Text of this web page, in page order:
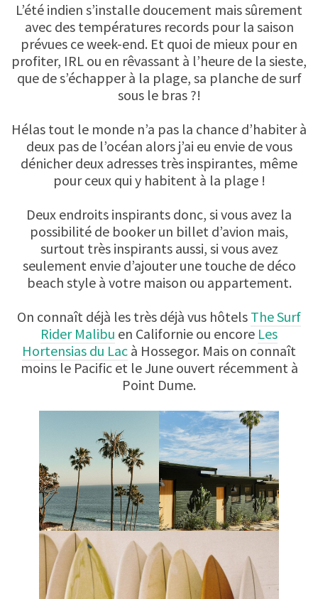
L’été indien s’installe doucement mais sûrement
avec des températures records pour la saison
prévues ce week-end. Et quoi de mieux pour en
profiter, IRL ou en rêvassant à l’heure de la sieste,
que de s’échapper à la plage, sa planche de surf
sous le bras ?!
Hélas tout le monde n’a pas la chance d’habiter à
deux pas de l’océan alors j’ai eu envie de vous
dénicher deux adresses très inspirantes, même
pour ceux qui y habitent à la plage !
Deux endroits inspirants donc, si vous avez la
possibilité de booker un billet d’avion mais,
surtout très inspirants aussi, si vous avez
seulement envie d’ajouter une touche de déco
beach style à votre maison ou appartement.
On connaît déjà les très déjà vus hôtels The Surf
Rider Malibu en Californie ou encore Les
Hortensias du Lac à Hossegor. Mais on connaît
moins le Pacific et le June ouvert récemment à
Point Dume.